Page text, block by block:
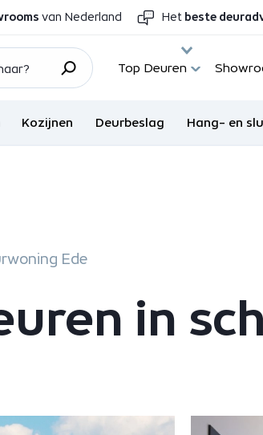
van Nederland Het beste
Top Deuren
Kozijnen Deurbeslag Hang- en
Ede
in